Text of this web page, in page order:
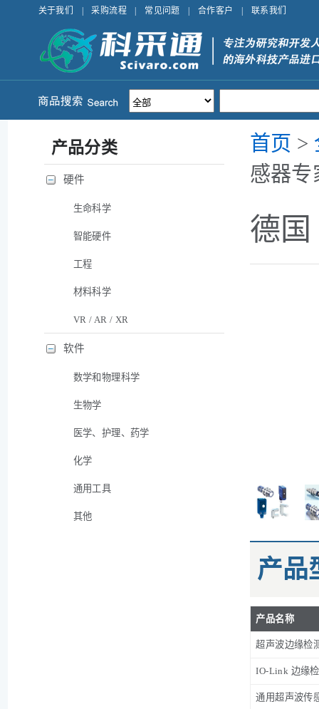
关于我们 采购流程 常见问题 合作客户 联系我们
首页 >
感器专
德国
产品
产品名称
超声波边缘检
IO-Link 边缘
通用超声波传
产品分类
硬件
生命科学
智能硬件
工程
材料科学
VR / AR / XR
软件
数学和物理科学
生物学
医学、护理、药学
化学
通用工具
其他